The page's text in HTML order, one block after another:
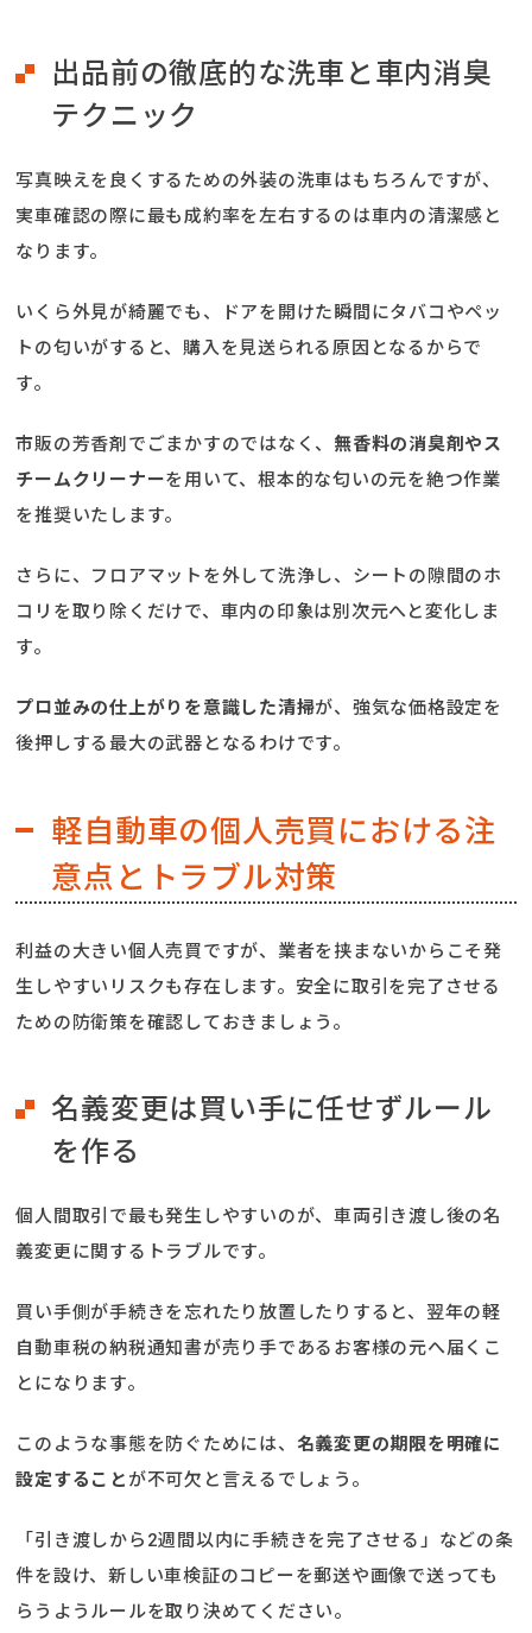
出品前の徹底的な洗車と車内消臭
テクニック
写真映えを良くするための外装の洗車はもちろんですが、
実車確認の際に最も成約率を左右するのは車内の清潔感と
なります。
いくら外見が綺麗でも、ドアを開けた瞬間にタバコやペッ
トの匂いがすると、購入を見送られる原因となるからで
す。
市販の芳香剤でごまかすのではなく、 無香料の消臭剤やス
チームクリーナーを用いて、根本的な匂いの元を絶つ作業
を推奨いたします。
さらに、フロアマットを外して洗浄し、シートの隙間のホ
コリを取り除くだけで、車内の印象は別次元へと変化しま
す。
プロ並みの仕上がりを意識した清掃が、強気な価格設定を
後押しする最大の武器となるわけです。
軽自動車の個人売買における注
意点とトラブル対策
利益の大きい個人売買ですが、業者を挟まないからこそ発
生しやすいリスクも存在します。安全に取引を完了させる
ための防衛策を確認しておきましょう。
名義変更は買い手に任せずルール
を作る
個人間取引で最も発生しやすいのが、車両引き渡し後の名
義変更に関するトラブルです。
買い手側が手続きを忘れたり放置したりすると、翌年の軽
自動車税の納税通知書が売り手であるお客様の元へ届くこ
とになります。
このような事態を防ぐためには、 名義変更の期限を明確に
設定すること が不可欠と言えるでしょう。
「引き渡しから2週間以内に手続きを完了させる」などの条
件を設け、新しい車検証のコピーを郵送や画像で送っても
らうようルールを取り決めてください。